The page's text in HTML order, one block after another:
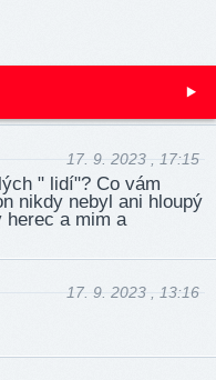
17. 9. 2023 , 17:15
" lidí"? Co vám
nikdy nebyl ani hloupý
herec a mim a
17. 9. 2023 , 13:16